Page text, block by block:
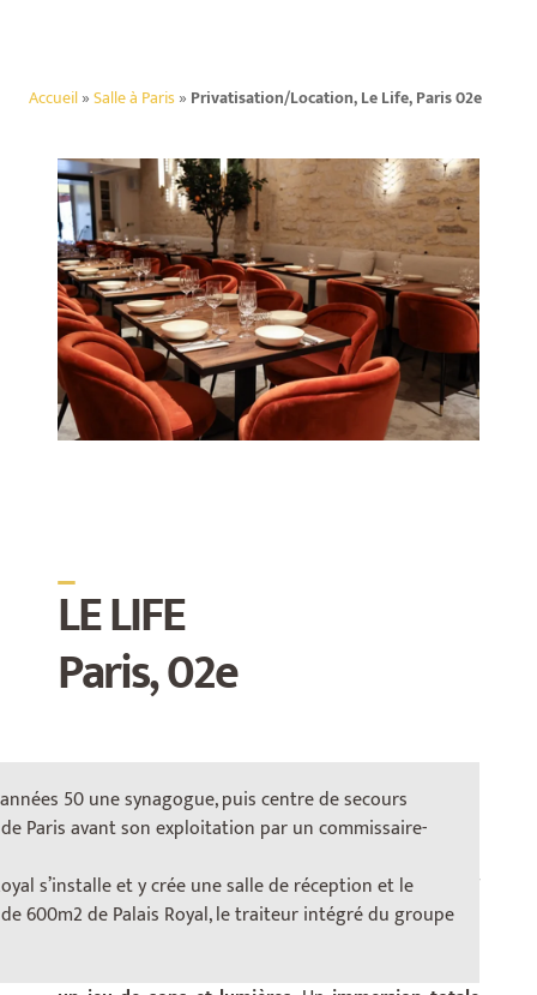
Accueil»Salle à Paris » Privatisation/Location, Le Life, Paris 02e
LE LIFE
Paris, 02e
50 une synagogue, puis centre de secours
Paris avant son exploitation par un commissaire-
s’installe et y crée une salle de réception et le
600m2 de Palais Royal, le traiteur intégré du groupe
Unespacede plus de200m2situé enplein coeur
de la vie parisienne. Vous pourrez profiter dedeux